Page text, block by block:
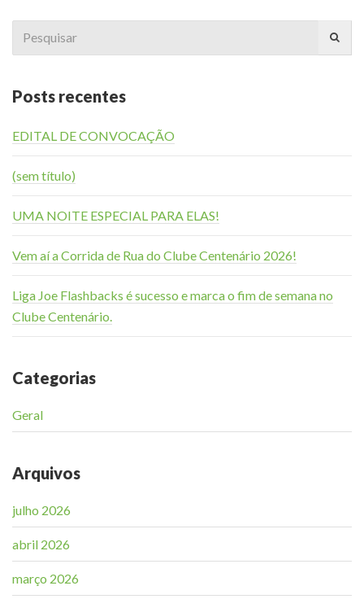
Posts recentes
EDITAL DE CONVOCAÇÃO
(sem título)
UMA NOITE ESPECIAL PARA ELAS!
Vem aí a Corrida de Rua do Clube Centenário 2026!
Liga Joe Flashbacks é sucesso e marca o fim de semana no
Clube Centenário.
Categorias
Geral
Arquivos
julho 2026
abril 2026
março 2026